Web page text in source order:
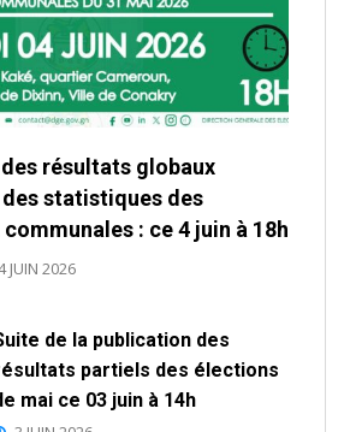
résultats globaux
statistiques des
: ce 4 juin à 18h
JUIN 2026
de la publication des
partiels des élections
mai ce 03 juin à 14h